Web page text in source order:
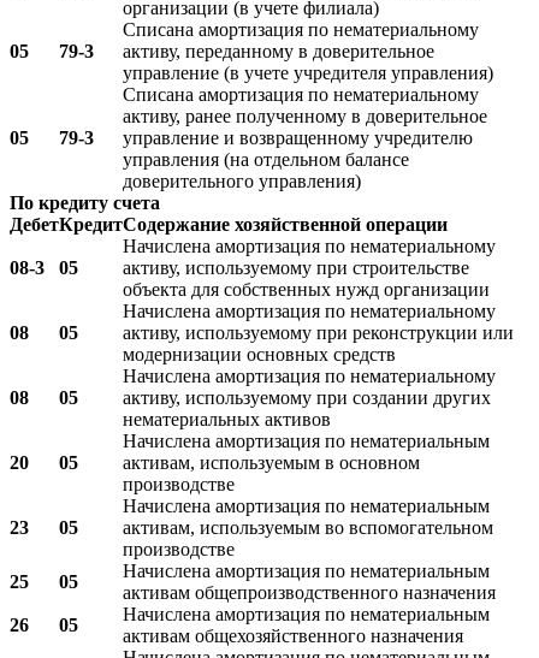
организации (в учете филиала)
05 79-3
Списана амортизация по нематериальному
активу, переданному в доверительное
управление (в учете учредителя управления)
05 79-3
Списана амортизация по нематериальному
активу, ранее полученному в доверительное
управление и возвращенному учредителю
управления (на отдельном балансе
доверительного управления)
По кредиту счета
ДебетКредитСодержание хозяйственной операции
08-3 05
Начислена амортизация по нематериальному
активу, используемому при строительстве
объекта для собственных нужд организации
08 05
Начислена амортизация по нематериальному
активу, используемому при реконструкции или
модернизации основных средств
08 05
Начислена амортизация по нематериальному
активу, используемому при создании других
нематериальных активов
20 05
Начислена амортизация по нематериальным
активам, используемым в основном
производстве
23 05
Начислена амортизация по нематериальным
активам, используемым во вспомогательном
производстве
25
05
Начислена амортизация по нематериальным
активам общепроизводственного назначения
26
05
Начислена амортизация по нематериальным
активам общехозяйственного назначения